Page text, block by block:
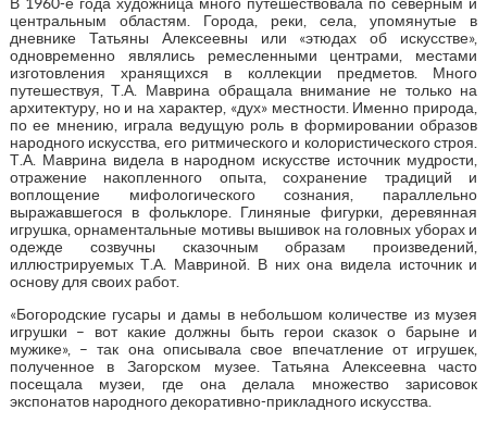
центральным областям. Города, реки, села, упомянутые в
дневнике Татьяны Алексеевны или «этюдах об искусстве»,
одновременно являлись ремесленными центрами, местами
изготовления хранящихся в коллекции предметов. Много
путешествуя, Т.А. Маврина обращала внимание не только на
архитектуру, но и на характер, «дух» местности. Именно природа,
по ее мнению, играла ведущую роль в формировании образов
народного искусства, его ритмического и колористического строя.
Т.А. Маврина видела в народном искусстве источник мудрости,
отражение накопленного опыта, сохранение традиций и
воплощение мифологического сознания, параллельно
выражавшегося в фольклоре. Глиняные фигурки, деревянная
игрушка, орнаментальные мотивы вышивок на головных уборах и
одежде созвучны сказочным образам произведений,
иллюстрируемых Т.А. Мавриной. В них она видела источник и
основу для своих работ.
«Богородские гусары и дамы в небольшом количестве из музея
игрушки – вот какие должны быть герои сказок о барыне и
мужике», – так она описывала свое впечатление от игрушек,
полученное в Загорском музее. Татьяна Алексеевна часто
посещала музеи, где она делала множество зарисовок
экспонатов народного декоративно-прикладного искусства.